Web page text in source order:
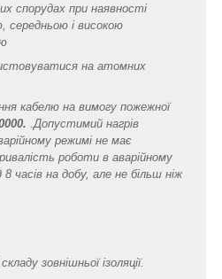
спорудах при наявності
середньою і високою
на атомних
кабелю на вимогу пожежної
. .Допустимий нагрів
режимі не має
роботи в аварійному
часів на добу, але не більш ніж
зовнішньої ізоляції.